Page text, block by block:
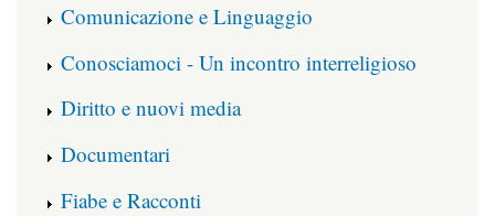
Comunicazione e Linguaggio
Conosciamoci - Un incontro interreligioso
Diritto e nuovi media
Documentari
Fiabe e Racconti